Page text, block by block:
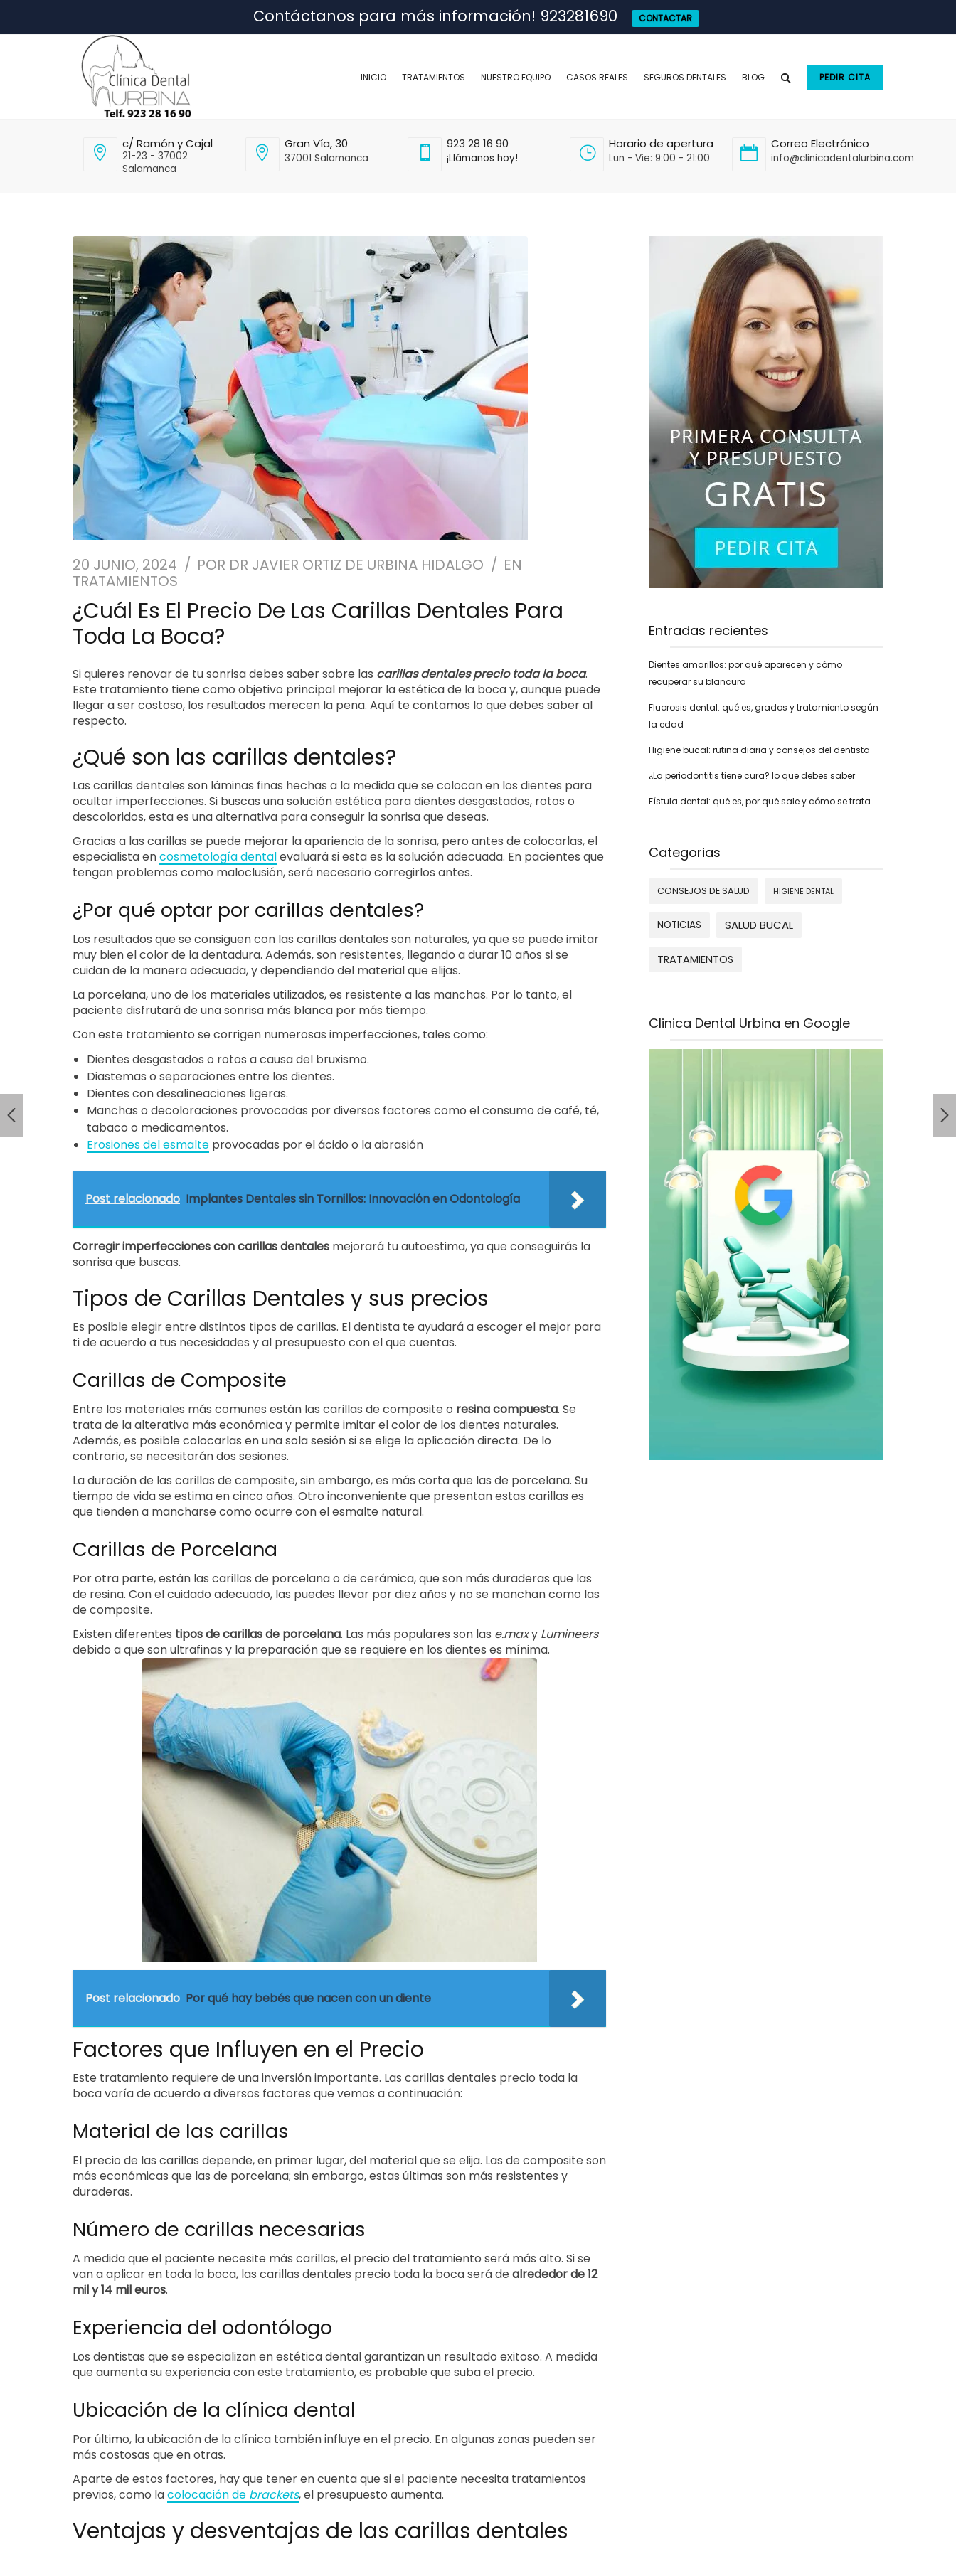
Contáctanos para más información! 923281690 CONTACTAR
INICIO TRATAMIENTOS NUESTRO EQUIPO CASOS REALES SEGUROS DENTALES BLOG PEDIR CITA
c/ Ramón y Cajal
21-23 - 37002
Salamanca
Gran Vía, 30
37001 Salamanca
923 28 16 90
¡Llámanos hoy!
Horario de apertura
Lun - Vie: 9:00 - 21:00
Correo Electrónico
info@clinicadentalurbina.com
20 JUNIO, 2024 POR DR JAVIER ORTIZ DE URBINA HIDALGO
EN
TRATAMIENTOS
¿Cuál Es El Precio De Las Carillas Dentales Para
Toda La Boca?
Si quieres renovar de tu sonrisa debes saber sobre las carillas dentales precio toda la boca.
Este tratamiento tiene como objetivo principal mejorar la estética de la boca y, aunque puede
llegar a ser costoso, los resultados merecen la pena. Aquí te contamos lo que debes saber al
respecto.
¿Qué son las carillas dentales?
Las carillas dentales son láminas finas hechas a la medida que se colocan en los dientes para
ocultar imperfecciones. Si buscas una solución estética para dientes desgastados, rotos o
descoloridos, esta es una alternativa para conseguir la sonrisa que deseas.
Gracias a las carillas se puede mejorar la apariencia de la sonrisa, pero antes de colocarlas, el
especialista encosmetología dentalevaluará si esta es la solución adecuada. En pacientes que
tengan problemas como maloclusión, será necesario corregirlos antes.
¿Por qué optar por carillas dentales?
Los resultados que se consiguen con las carillas dentales son naturales, ya que se puede imitar
muy bien el color de la dentadura. Además, son resistentes, llegando a durar 10 años si se
cuidan de la manera adecuada, y dependiendo del material que elijas.
La porcelana, uno de los materiales utilizados, es resistente a las manchas. Por lo tanto, el
paciente disfrutará de una sonrisa más blanca por más tiempo.
Con este tratamiento se corrigen numerosas imperfecciones, tales como:
Dientes desgastados o rotos a causa del bruxismo.
Diastemas o separaciones entre los dientes.
Dientes con desalineaciones ligeras.
Manchas o decoloraciones provocadas por diversos factores como el consumo de café, té,
tabaco o medicamentos.
Erosiones del esmalte provocadas por el ácido o la abrasión
Post relacionado Implantes Dentales sin Tornillos: Innovación en Odontología
Corregir imperfecciones con carillas dentales mejorará tu autoestima, ya que conseguirás la
sonrisa que buscas.
Tipos de Carillas Dentales y sus precios
Es posible elegir entre distintos tipos de carillas. El dentista te ayudará a escoger el mejor para
ti de acuerdo a tus necesidades y al presupuesto con el que cuentas.
Carillas de Composite
Entre los materiales más comunes están las carillas de composite o resina compuesta. Se
trata de la alterativa más económica y permite imitar el color de los dientes naturales.
Además, es posible colocarlas en una sola sesión si se elige la aplicación directa. De lo
contrario, se necesitarán dos sesiones.
La duración de las carillas de composite, sin embargo, es más corta que las de porcelana. Su
tiempo de vida se estima en cinco años. Otro inconveniente que presentan estas carillas es
que tienden a mancharse como ocurre con el esmalte natural.
Carillas de Porcelana
Por otra parte, están las carillas de porcelana o de cerámica, que son más duraderas que las
de resina. Con el cuidado adecuado, las puedes llevar por diez años y no se manchan como las
de composite.
Existen diferentes tipos de carillas de porcelana. Las más populares son las e.maxy Lumineers
debido a que son ultrafinas y la preparación que se requiere en los dientes es mínima.
Post relacionado Por qué hay bebés que nacen con un diente
Factores que Influyen en el Precio
Este tratamiento requiere de una inversión importante. Las carillas dentales precio toda la
boca varía de acuerdo a diversos factores que vemos a continuación:
Material de las carillas
El precio de las carillas depende, en primer lugar, del material que se elija. Las de composite son
más económicas que las de porcelana; sin embargo, estas últimas son más resistentes y
duraderas.
Número de carillas necesarias
A medida que el paciente necesite más carillas, el precio del tratamiento será más alto. Si se
van a aplicar en toda la boca, las carillas dentales precio toda la boca será de alrededor de 12
mil y 14 mil euros.
Experiencia del odontólogo
Los dentistas que se especializan en estética dental garantizan un resultado exitoso. A medida
que aumenta su experiencia con este tratamiento, es probable que suba el precio.
Ubicación de la clínica dental
Por último, la ubicación de la clínica también influye en el precio. En algunas zonas pueden ser
más costosas que en otras.
Aparte de estos factores, hay que tener en cuenta que si el paciente necesita tratamientos
previos, como lacolocación de brackets, el presupuesto aumenta.
Ventajas y desventajas de las carillas dentales
Entradas recientes
Dientes amarillos: por qué aparecen y cómo
recuperar su blancura
Fluorosis dental: qué es, grados y tratamiento según
la edad
Higiene bucal: rutina diaria y consejos del dentista
¿La periodontitis tiene cura? lo que debes saber
Fístula dental: qué es, por qué sale y cómo se trata
Categorias
CONSEJOS DE SALUD HIGIENE DENTAL
NOTICIAS SALUD BUCAL
TRATAMIENTOS
Clinica Dental Urbina en Google